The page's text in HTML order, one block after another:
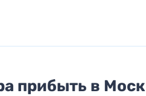
прибыть в